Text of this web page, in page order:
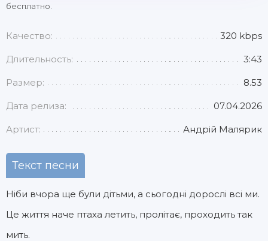
бесплатно.
Качество: 320 kbps
Длительность: 3:43
Размер: 8.53
Дата релиза: 07.04.2026
Артист: Андрій Малярик
Текст песни
Ніби вчора ще були дітьми, а сьогодні дорослі всі ми.
Це життя наче птаха летить, пролітає, проходить так
мить.